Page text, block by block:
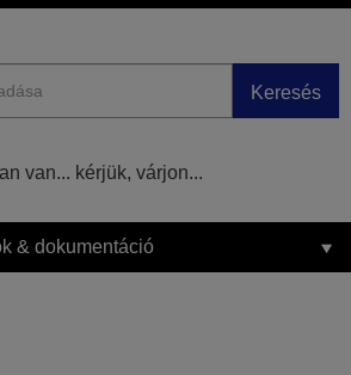
Keresés
van... kérjük, várjon...
& dokumentáció